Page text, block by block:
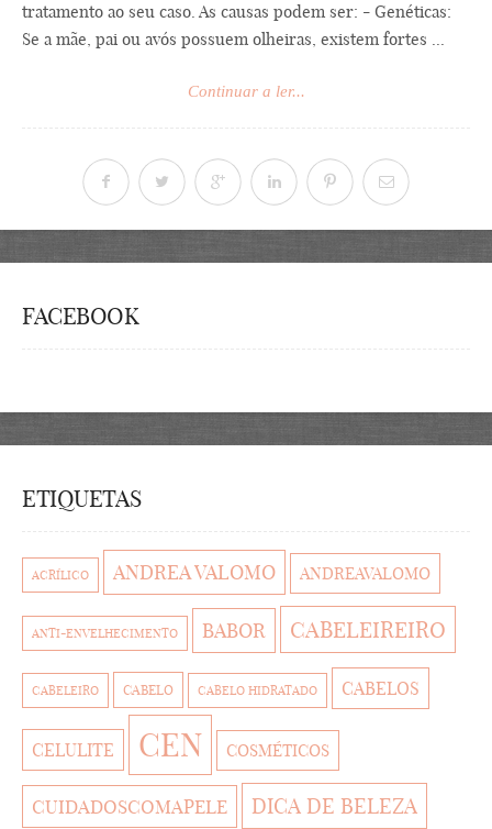
tratamento ao seu caso. As causas podem ser: - Genéticas:
Se a mãe, pai ou avós possuem olheiras, existem fortes ...
Continuar a ler...
FACEBOOK
ETIQUETAS
ACRÍLICO ANDREA VALOMO ANDREAVALOMO
ANTI-ENVELHECIMENTO BABOR CABELEIREIRO
CABELEIRO CABELO CABELO HIDRATADO CABELOS
CELULITE CEN COSMÉTICOS
CUIDADOSCOMAPELE DICA DE BELEZA